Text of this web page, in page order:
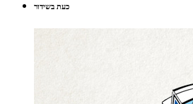
כעת בשידור